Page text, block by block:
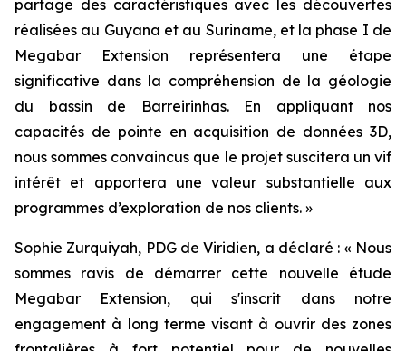
partage des caractéristiques avec les découvertes
réalisées au Guyana et au Suriname, et la phase I de
Megabar Extension représentera une étape
significative dans la compréhension de la géologie
du bassin de Barreirinhas. En appliquant nos
capacités de pointe en acquisition de données 3D,
nous sommes convaincus que le projet suscitera un vif
intérêt et apportera une valeur substantielle aux
programmes d’exploration de nos clients. »
Sophie Zurquiyah, PDG de Viridien, a déclaré : « Nous
sommes ravis de démarrer cette nouvelle étude
Megabar Extension, qui s'inscrit dans notre
engagement à long terme visant à ouvrir des zones